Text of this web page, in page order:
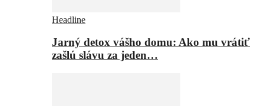
Headline
Jarný detox vášho domu: Ako mu vrátiť
zašlú slávu za jeden…